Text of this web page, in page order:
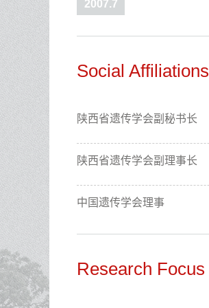
2007.7
Social Affiliations
陕西省遗传学会副秘书长
陕西省遗传学会副理事长
中国遗传学会理事
Research Focus